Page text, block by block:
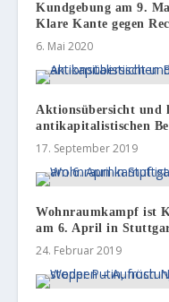
Kundgebung am 9.
Klare Kante gegen
6. Mai 2020
Aktionsübersicht und
antikapitalistischen
17. September 2019
Wohnraumkampf ist
am 6. April in
24. Februar 2019